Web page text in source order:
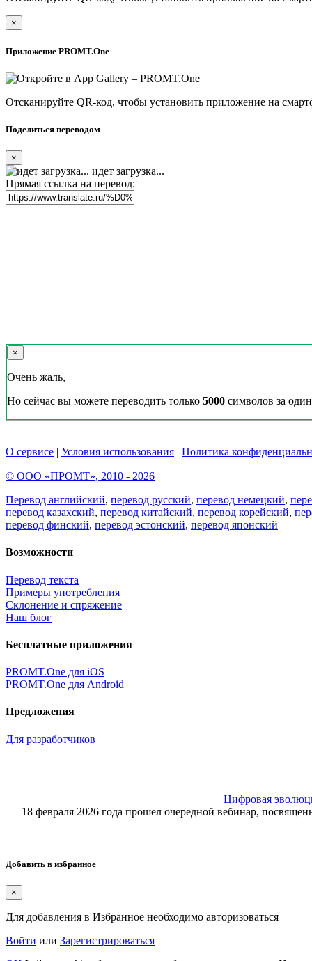
×
Приложение PROMT.One
Отсканируйте QR-код, чтобы установить приложение на
Поделиться переводом
×
идет загрузка...
Прямая ссылка на перевод:
×
Очень жаль,
Но сейчас вы можете переводить только 5000 символов за
О сервисе | Условия использования | Политика
© ООО «ПРОМТ», 2010 - 2026
Перевод английский, перевод русский, перевод немецкий,
перевод казахский, перевод китайский, перевод корейский,
перевод финский, перевод эстонский, перевод японский
Возможности
Перевод текста
Примеры употребления
Склонение и спряжение
Наш блог
Бесплатные приложения
PROMT.One для iOS
PROMT.One для Android
Предложения
Для разработчиков
Цифровая
18 февраля 2026 года прошел очередной вебинар,
Добавить в избранное
×
Для добавления в Избранное необходимо авторизоваться
Войти или Зарегистрироваться